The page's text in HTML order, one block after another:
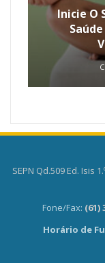
Inicie O
SEPN Qd.509 Ed. Isis
Fone/Fax: (61)
Horário de